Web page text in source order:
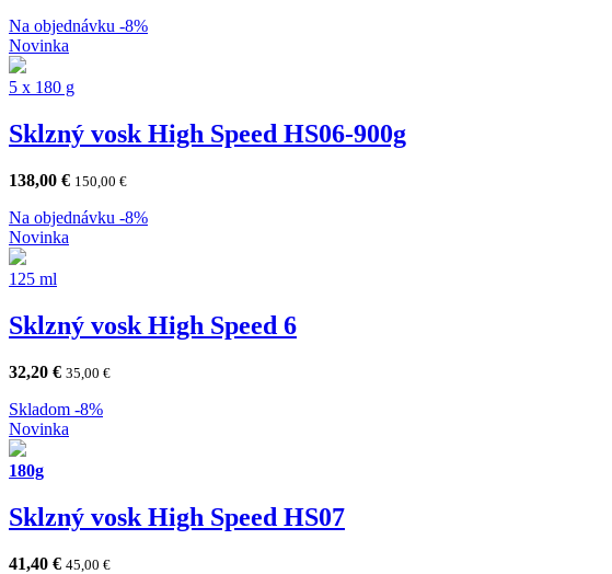
Na objednávku -8%
Novinka
5 x 180 g
Sklzný vosk High Speed HS06-900g
138,00 € 150,00 €
Na objednávku -8%
Novinka
125 ml
Sklzný vosk High Speed 6
32,20 € 35,00 €
Skladom -8%
Novinka
180g
Sklzný vosk High Speed HS07
41,40 € 45,00 €